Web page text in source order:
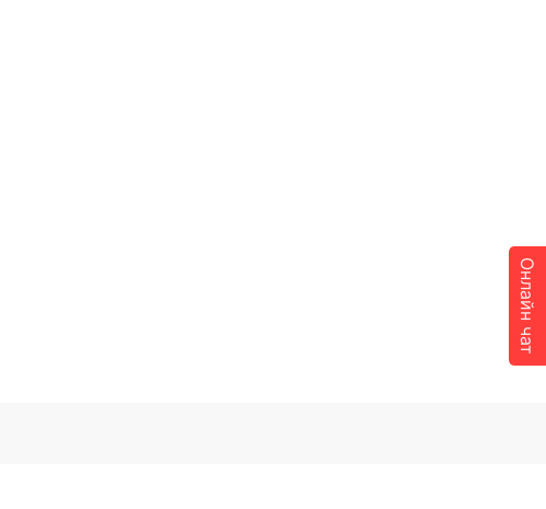
Онлайн чат